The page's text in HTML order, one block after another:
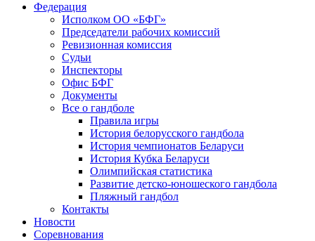
Федерация
Исполком ОО «БФГ»
Председатели рабочих комиссий
Ревизионная комиссия
Судьи
Инспекторы
Офис БФГ
Документы
Все о гандболе
Правила игры
История белорусского гандбола
История чемпионатов Беларуси
История Кубка Беларуси
Олимпийская статистика
Развитие детско-юношеского гандбола
Пляжный гандбол
Контакты
Новости
Соревнования